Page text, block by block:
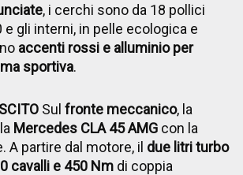
, i cerchi sono da 18 pollici
gli interni, in pelle ecologica e
accenti rossi e alluminio per
sportiva.
Sulfronte meccanico, la
Mercedes CLA 45 AMG con la
A partire dal motore, il due litri turbo
cavalli e 450 Nm di coppia